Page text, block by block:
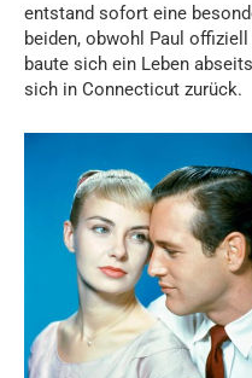
entstand sofort eine
beiden, obwohl Paul
baute sich ein Leben
sich in Connecticut zurück.